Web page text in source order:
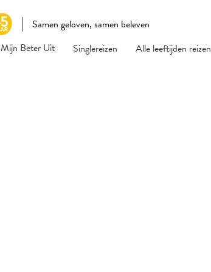
Samen geloven, samen beleven
Mijn Beter Uit Singlereizen Alle leeftijden reizen